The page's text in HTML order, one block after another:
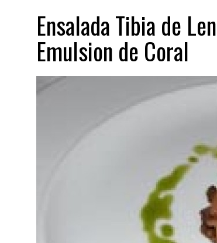
Ensalada Tibia de
Emulsion de Coral